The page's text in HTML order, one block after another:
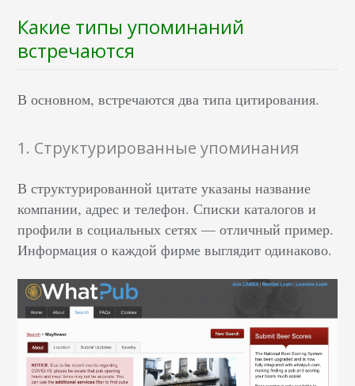
Какие типы упоминаний
встречаются
В основном, встречаются два типа цитирования.
1. Структурированные упоминания
В структурированной цитате указаны название
компании, адрес и телефон. Списки каталогов и
профили в социальных сетях — отличный пример.
Информация о каждой фирме выглядит одинаково.